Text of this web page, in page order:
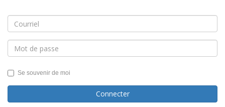
Se souvenir de moi
Connecter